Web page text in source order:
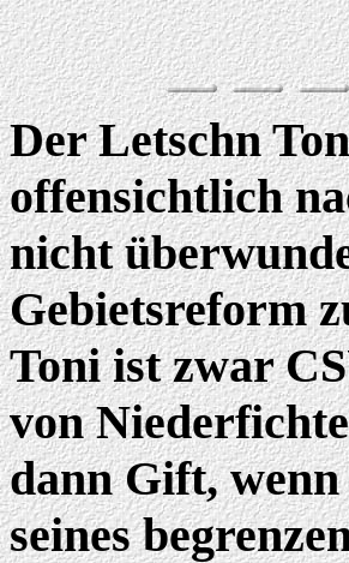
Der Letschn
offensichtlich
nicht
Gebietsreform
Toni ist zwar
von
dann Gift, wenn
seines